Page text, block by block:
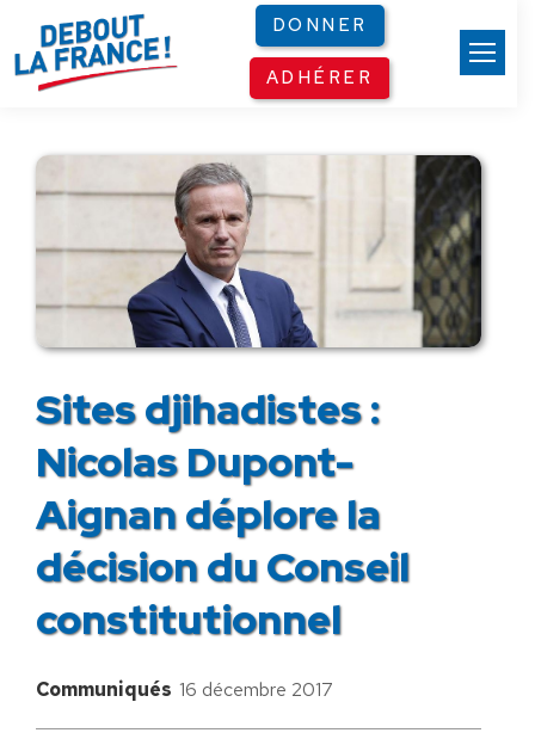
DONNER
ADHÉRER
Sites djihadistes :
Nicolas Dupont-
Aignan déplore la
décision du Conseil
constitutionnel
Communiqués 16 décembre 2017
Panneau de gestion des cookies